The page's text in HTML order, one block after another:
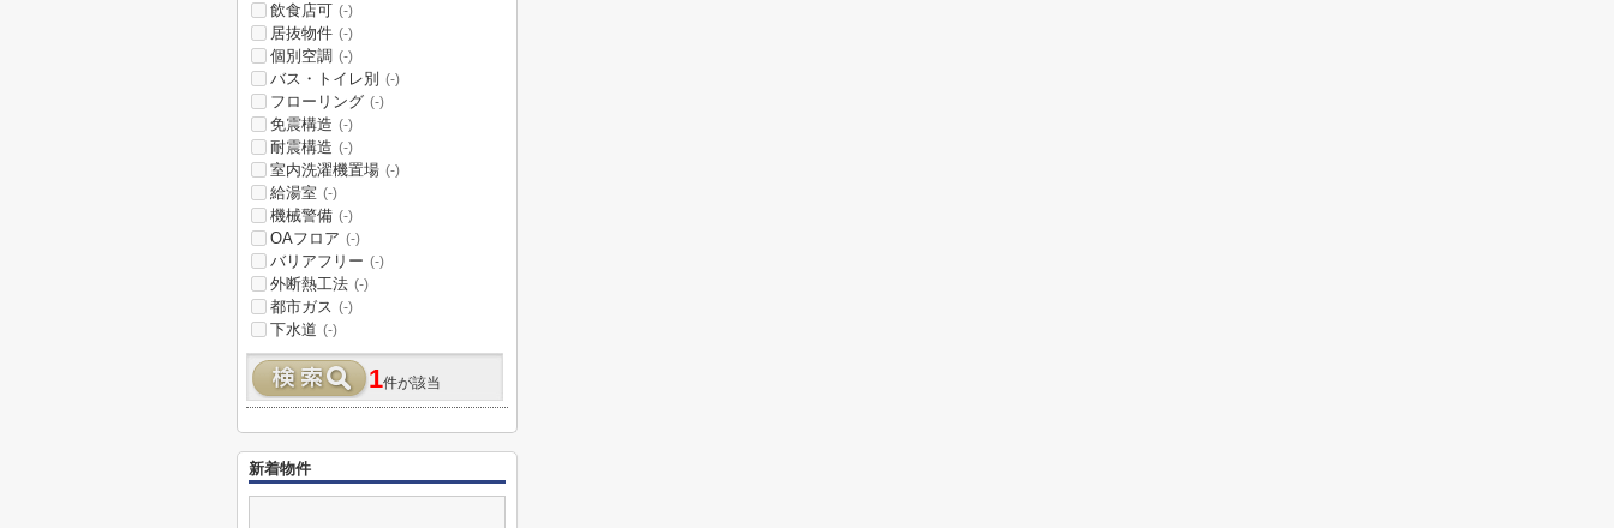
飲食店可 (-)
居抜物件 (-)
個別空調 (-)
バス・トイレ別 (-)
フローリング (-)
免震構造 (-)
耐震構造 (-)
室内洗濯機置場 (-)
給湯室 (-)
機械警備 (-)
OAフロア (-)
バリアフリー (-)
外断熱工法 (-)
都市ガス (-)
下水道 (-)
1件が該当
新着物件